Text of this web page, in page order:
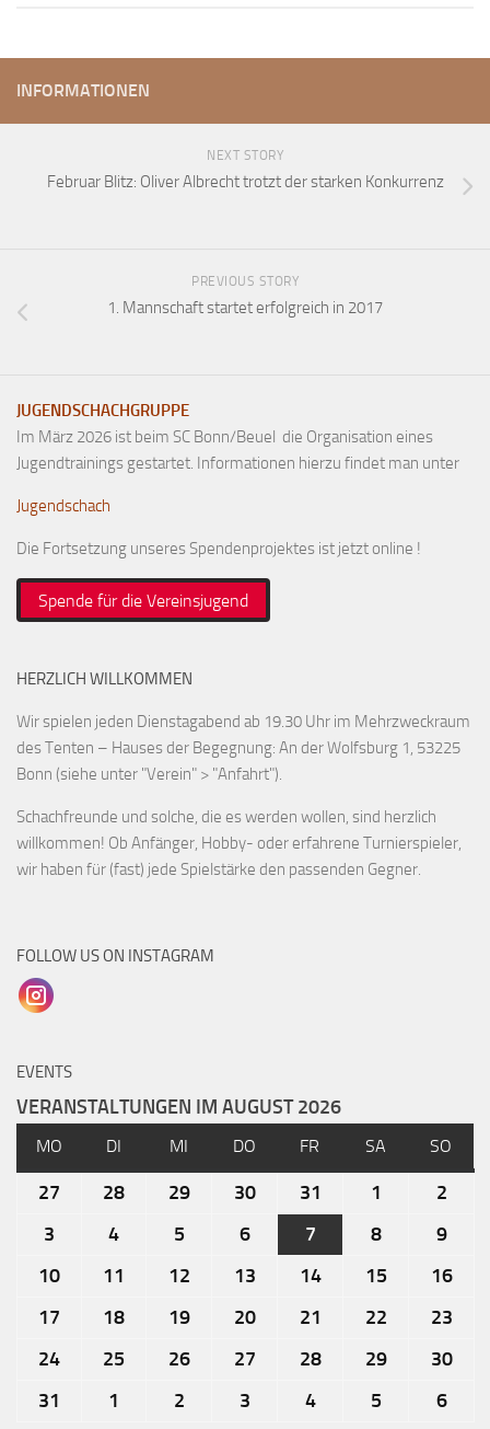
Mitglieder
Mitglied werden
Satzung
Links
INFORMATIONEN
NEXT STORY
Februar Blitz: Oliver Albrecht trotzt der starken Konkurrenz
PREVIOUS STORY
1. Mannschaft startet erfolgreich in 2017
JUGENDSCHACHGRUPPE
Im März 2026 ist beim SC Bonn/Beuel die Organisation eines
Jugendtrainings gestartet. Informationen hierzu findet man unter
Jugendschach
Die Fortsetzung unseres Spendenprojektes ist jetzt online !
Spende für die Vereinsjugend
HERZLICH WILLKOMMEN
Wir spielen jeden Dienstagabend ab 19.30 Uhr im Mehrzweckraum
des Tenten – Hauses der Begegnung: An der Wolfsburg 1, 53225
Bonn (siehe unter "Verein" > "Anfahrt").
Schachfreunde und solche, die es werden wollen, sind herzlich
willkommen! Ob Anfänger, Hobby- oder erfahrene Turnierspieler,
wir haben für (fast) jede Spielstärke den passenden Gegner.
FOLLOW US ON INSTAGRAM
EVENTS
VERANSTALTUNGEN IM AUGUST 2026
MO DI MI DO FR SA SO
27 28 29 30 31 1
2
3
4 5 6 7 8
9
10
11 12 13 14 15
16
17
18 19 20 21 22
23
24
25 26 27 28 29
30
31
1 2 3 4 5 6